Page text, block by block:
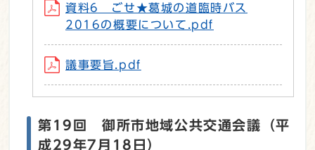
資料6 ごせ★葛城の道臨時バス
2016の概要について.pdf
議事要旨.pdf
第19回 御所市地域公共交通会議（平
成29年7月18日）